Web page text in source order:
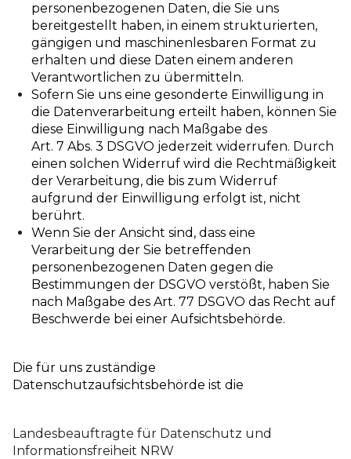
personenbezogenen Daten, die Sie uns
bereitgestellt haben, in einem strukturierten,
gängigen und maschinenlesbaren Format zu
erhalten und diese Daten einem anderen
Verantwortlichen zu übermitteln.
Sofern Sie uns eine gesonderte Einwilligung in
die Datenverarbeitung erteilt haben, können Sie
diese Einwilligung nach Maßgabe des
Art. 7 Abs. 3 DSGVO jederzeit widerrufen. Durch
einen solchen Widerruf wird die Rechtmäßigkeit
der Verarbeitung, die bis zum Widerruf
aufgrund der Einwilligung erfolgt ist, nicht
berührt.
Wenn Sie der Ansicht sind, dass eine
Verarbeitung der Sie betreffenden
personenbezogenen Daten gegen die
Bestimmungen der DSGVO verstößt, haben Sie
nach Maßgabe des Art. 77 DSGVO das Recht auf
Beschwerde bei einer Aufsichtsbehörde.
Die für uns zuständige
Datenschutzaufsichtsbehörde ist die
Landesbeauftragte für Datenschutz und
Informationsfreiheit NRW